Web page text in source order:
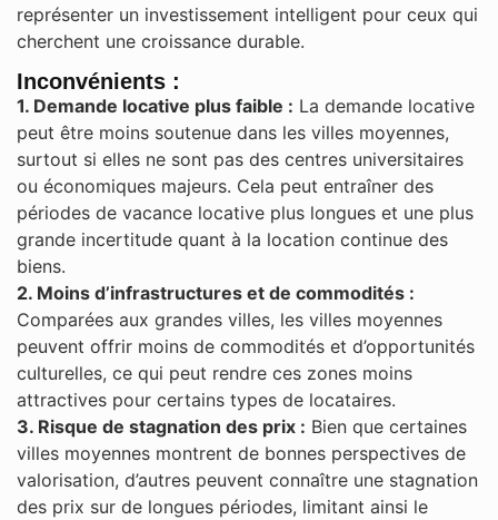
représenter un investissement intelligent pour ceux qui
cherchent une croissance durable.​
Inconvénients :
1. Demande locative plus faible : La demande locative
peut être moins soutenue dans les villes moyennes,
surtout si elles ne sont pas des centres universitaires
ou économiques majeurs. Cela peut entraîner des
périodes de vacance locative plus longues et une plus
grande incertitude quant à la location continue des
biens.
2. Moins d’infrastructures et de commodités :
Comparées aux grandes villes, les villes moyennes
peuvent offrir moins de commodités et d’opportunités
culturelles, ce qui peut rendre ces zones moins
attractives pour certains types de locataires​.
3. Risque de stagnation des prix : Bien que certaines
villes moyennes montrent de bonnes perspectives de
valorisation, d’autres peuvent connaître une stagnation
des prix sur de longues périodes, limitant ainsi le